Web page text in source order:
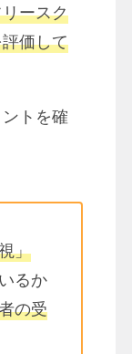
ースク
価して
トを確
」
るか
の受